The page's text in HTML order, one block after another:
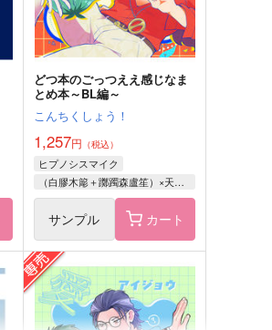
サンプル 作品詳細
こっち向いてロウさん！
どつ本のごっつええ感じなま
とめ本～BL編～
こんちくしょう！
1,257円 （税込）
ヒプノシスマイク
（白膠木簓＋躑躅森盧笙）×天谷奴零
サンプル カート